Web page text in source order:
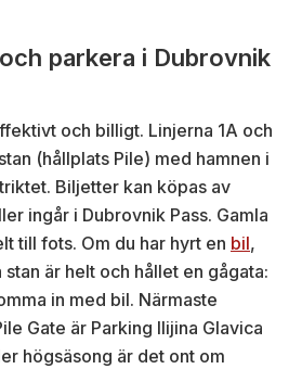
parkera i Dubrovnik
och billigt. Linjerna 1A och
(hållplats Pile) med hamnen i
Biljetter kan köpas av
ingår i Dubrovnik Pass. Gamla
till fots. Om du har hyrt en bil,
är helt och hållet en gågata:
in med bil. Närmaste
Gate är Parking Ilijina Glavica
högsäsong är det ont om